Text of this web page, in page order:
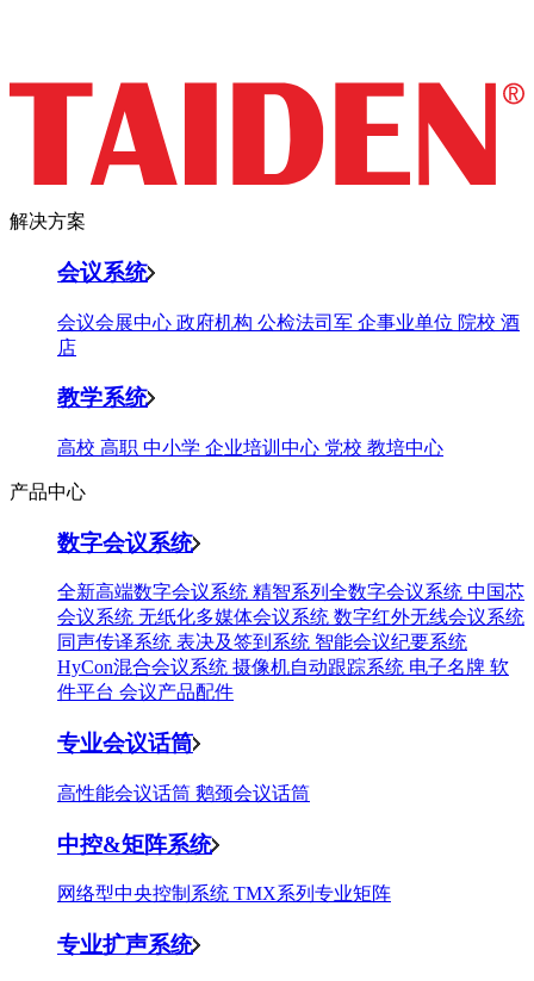
公
法
司
解决方案
会议系统
会议会展中心 政府机构 公检法司军 企事业单位 院校 酒
店
教学系统
高校 高职 中小学 企业培训中心 党校 教培中心
产品中心
数字会议系统
全新高端数字会议系统 精智系列全数字会议系统 中国芯
会议系统 无纸化多媒体会议系统 数字红外无线会议系统
同声传译系统 表决及签到系统 智能会议纪要系统
HyCon混合会议系统 摄像机自动跟踪系统 电子名牌 软
件平台 会议产品配件
专业会议话筒
高性能会议话筒 鹅颈会议话筒
中控&矩阵系统
网络型中央控制系统 TMX系列专业矩阵
专业扩声系统